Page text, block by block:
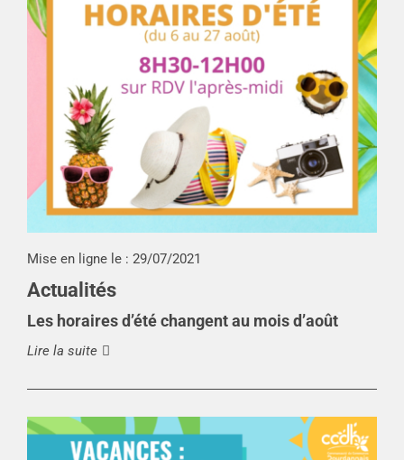
Mise en ligne le : 29/07/2021
Actualités
Les horaires d’été changent au mois d’août
Lire la suite